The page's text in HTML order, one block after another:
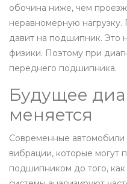
обочина ниже, чем
неравномерную
давит на подшипник. Это
физики. Поэтому при
переднего подшипника.
Будущее
меняется
Современные
вибрации, которые могут
подшипником до того,